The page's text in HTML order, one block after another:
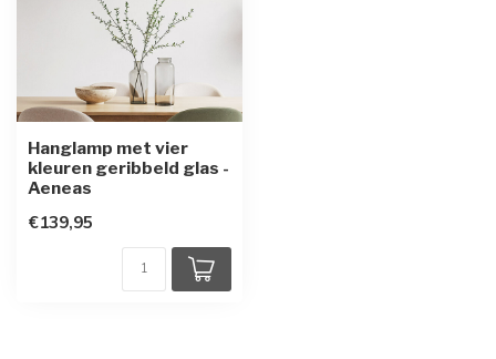
Hanglamp met vier
kleuren geribbeld glas -
Aeneas
€139,95